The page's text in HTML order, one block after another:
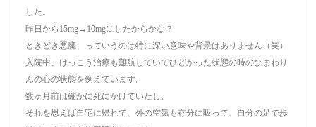
した。
昨日から15mg→10mgにしたからかな？
ときどき悪魔、っていうのは特に深い意味や背景はありません（笑）
入院中、けっこう治療も難航していてひどかった状態の時のひまわり
んの心の状態を例えています。
数ヶ月前は確かに死にかけていたし、
それを思えば自宅に帰れて、外の空気も存分に吸って、自分の足で歩